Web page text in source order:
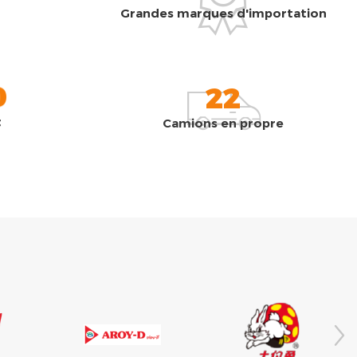
Grandes marques d'importation
22
Camions en propre